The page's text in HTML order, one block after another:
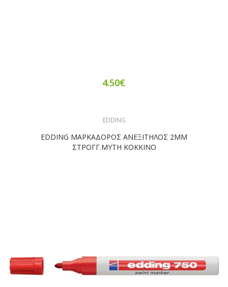
4.50€
EDDING
EDDING ΜΑΡΚΑΔΟΡΟΣ ΑΝΕΞΙΤΗΛΟΣ 2ΜΜ
ΣΤΡΟΓΓ.ΜΥΤΗ ΚΟΚΚΙΝΟ